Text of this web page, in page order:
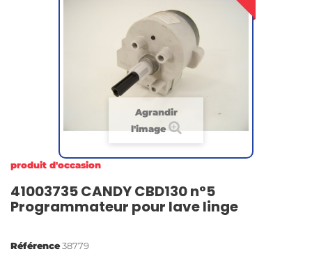
Agrandir
l'image
produit d'occasion
41003735 CANDY CBD130 n°5
Programmateur pour lave linge
Référence38779